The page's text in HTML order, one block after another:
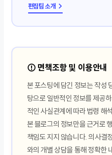
편집팀 소개 →
⚠️ 면책조항 및 이용안내
본 포스팅에 담긴 정보는 작성
탕으로 일반적인 정보를 제공
적인 사실관계에 따라 법령 해
본 블로그의 정보만을 근거로
책임도 지지 않습니다. 의사결
와의 개별 상담을 통해 정확한